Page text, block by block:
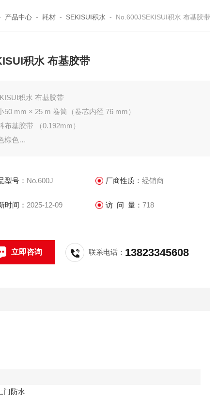
产品中心 - 耗材 - SEKISUI积水 - No.600JSEKISUI积水 布基胶带
积水 布基胶带
SEKISUI积水 布基胶带
50 mm × 25 m 卷筒（卷芯内径 76 mm）
布基胶带 （0.192mm）
棕色
型号： No.600J 厂商性质： 经销商
时间： 2025-12-09 访 问 量： 718
立即咨询 联系电话： 13823345608
门防水